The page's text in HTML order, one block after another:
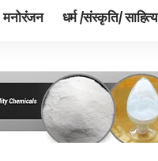
मनोरंजन धर्म /संस्कृति/ साहित्य